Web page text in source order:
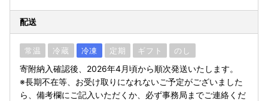
配送
常温 冷蔵 冷凍 定期 ギフト のし
寄附納入確認後、2026年4月頃から順次発送いたします。
※長期不在等、お受け取りになれないご予定がございました
ら、備考欄にご記入いただくか、必ず事務局までご連絡くだ